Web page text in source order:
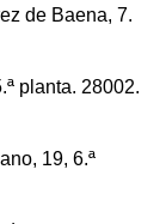
de Baena, 7.
planta. 28002.
19, 6.ª